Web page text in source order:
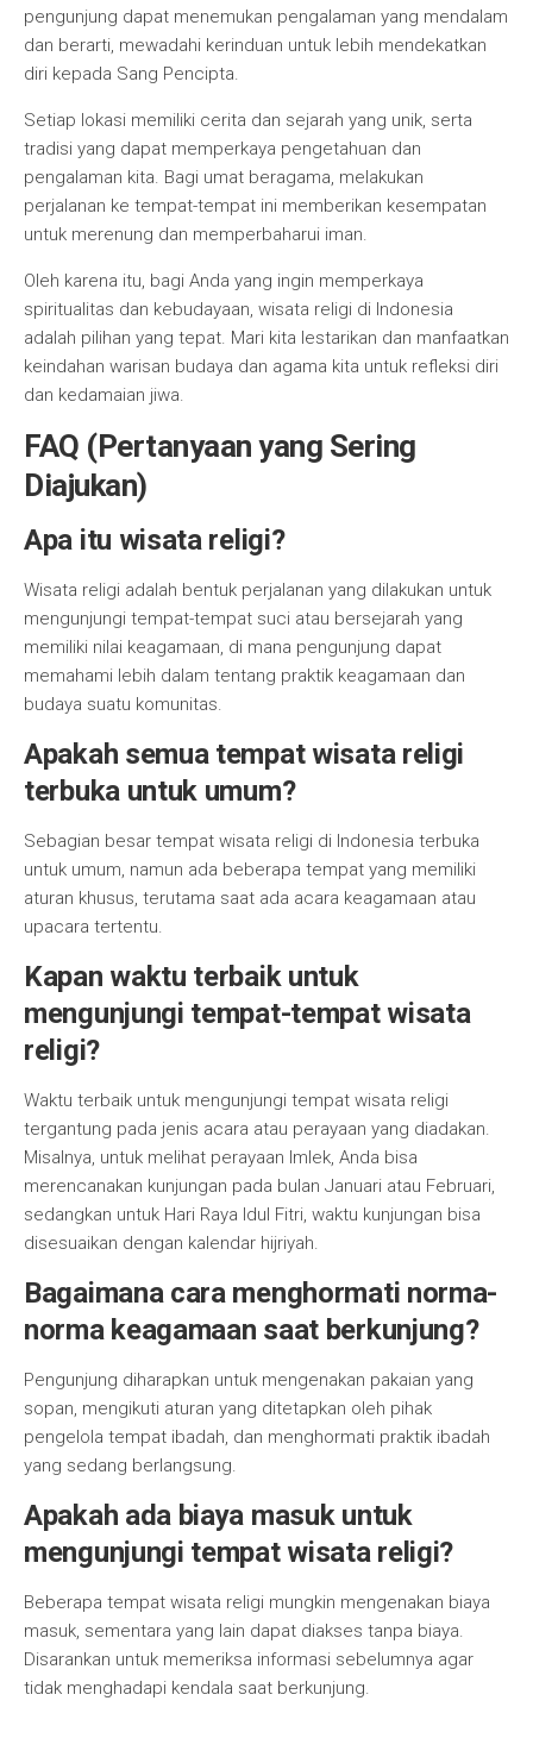
pengunjung dapat menemukan pengalaman yang mendalam
dan berarti, mewadahi kerinduan untuk lebih mendekatkan
diri kepada Sang Pencipta.
Setiap lokasi memiliki cerita dan sejarah yang unik, serta
tradisi yang dapat memperkaya pengetahuan dan
pengalaman kita. Bagi umat beragama, melakukan
perjalanan ke tempat-tempat ini memberikan kesempatan
untuk merenung dan memperbaharui iman.
Oleh karena itu, bagi Anda yang ingin memperkaya
spiritualitas dan kebudayaan, wisata religi di Indonesia
adalah pilihan yang tepat. Mari kita lestarikan dan manfaatkan
keindahan warisan budaya dan agama kita untuk refleksi diri
dan kedamaian jiwa.
FAQ (Pertanyaan yang Sering
Diajukan)
Apa itu wisata religi?
Wisata religi adalah bentuk perjalanan yang dilakukan untuk
mengunjungi tempat-tempat suci atau bersejarah yang
memiliki nilai keagamaan, di mana pengunjung dapat
memahami lebih dalam tentang praktik keagamaan dan
budaya suatu komunitas.
Apakah semua tempat wisata religi
terbuka untuk umum?
Sebagian besar tempat wisata religi di Indonesia terbuka
untuk umum, namun ada beberapa tempat yang memiliki
aturan khusus, terutama saat ada acara keagamaan atau
upacara tertentu.
Kapan waktu terbaik untuk
mengunjungi tempat-tempat wisata
religi?
Waktu terbaik untuk mengunjungi tempat wisata religi
tergantung pada jenis acara atau perayaan yang diadakan.
Misalnya, untuk melihat perayaan Imlek, Anda bisa
merencanakan kunjungan pada bulan Januari atau Februari,
sedangkan untuk Hari Raya Idul Fitri, waktu kunjungan bisa
disesuaikan dengan kalendar hijriyah.
Bagaimana cara menghormati norma-
norma keagamaan saat berkunjung?
Pengunjung diharapkan untuk mengenakan pakaian yang
sopan, mengikuti aturan yang ditetapkan oleh pihak
pengelola tempat ibadah, dan menghormati praktik ibadah
yang sedang berlangsung.
Apakah ada biaya masuk untuk
mengunjungi tempat wisata religi?
Beberapa tempat wisata religi mungkin mengenakan biaya
masuk, sementara yang lain dapat diakses tanpa biaya.
Disarankan untuk memeriksa informasi sebelumnya agar
tidak menghadapi kendala saat berkunjung.